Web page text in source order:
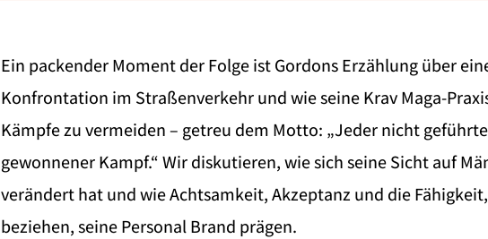
Ein packender Moment der Folge ist Gordons Erzählung über
Konfrontation im Straßenverkehr und wie seine Krav Maga-
Kämpfe zu vermeiden – getreu dem Motto: „Jeder nicht
gewonnener Kampf.“ Wir diskutieren, wie sich seine Sicht auf
verändert hat und wie Achtsamkeit, Akzeptanz und die
beziehen, seine Personal Brand prägen.